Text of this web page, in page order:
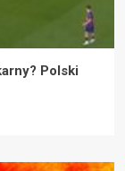
Polski